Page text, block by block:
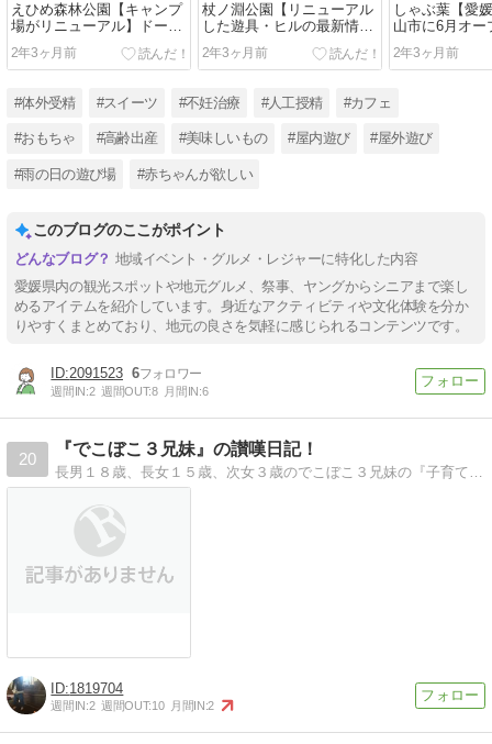
えひめ森林公園【キャンプ
場がリニューアル】ドーム
型テントやバンガロー、ト
イレやアスレチックも口コ
2年3ヶ月前
杖ノ淵公園【リニューアル
した遊具・ヒルの最新情
報】水遊び＆川遊びの人気
スポットを口コミ＠松山市
2年3ヶ月前
しゃぶ葉【愛
山市に6月オー
ぶしゃぶ食べ
ーやランチ、
2年3ヶ月前
#体外受精 #スイーツ #不妊治療 #人工授精 #カフェ
#おもちゃ #高齢出産 #美味しいもの #屋内遊び #屋外遊び
#雨の日の遊び場 #赤ちゃんが欲しい
このブログのここがポイント
地域イベント・グルメ・レジャーに特化した内容
愛媛県内の観光スポットや地元グルメ、祭事、ヤングからシニアまで楽し
めるアイテムを紹介しています。身近なアクティビティや文化体験を分か
りやすくまとめており、地元の良さを気軽に感じられるコンテンツです。
2091523 6
週間IN:2 週間OUT:8 月間IN:6
20
『でこぼこ３兄妹』の讃嘆日記！
長男１８歳、長女１５歳、次女３歳のでこぼこ３兄妹の『子育て讃嘆日記』として、フランスからお届けしたいと思います。
1819704
週間IN:2 週間OUT:10 月間IN:2